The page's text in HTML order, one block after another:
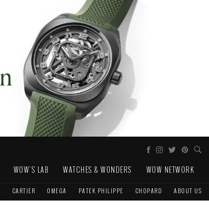
WOW'S LAB WATCHES & WONDERS WOW NETWORK
CARTIER OMEGA PATEK PHILIPPE CHOPARD ABOUT US